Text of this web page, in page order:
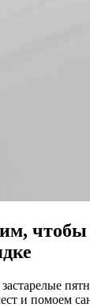
чтобы
и помоем